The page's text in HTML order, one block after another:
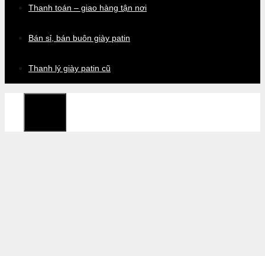
Thanh toán – giao hàng tận nơi
Bán sỉ, bán buôn giày patin
Thanh lý giày patin cũ